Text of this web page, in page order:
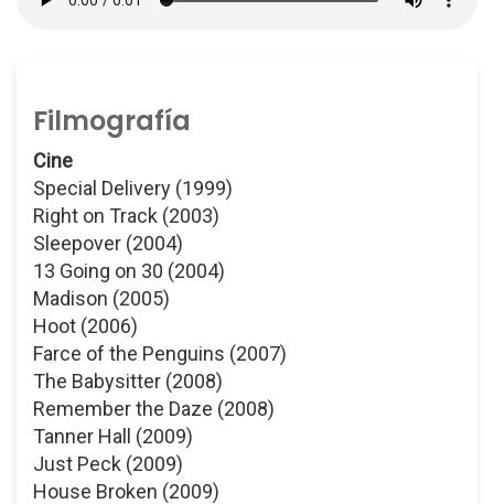
Filmografía
Cine
Special Delivery (1999)
Right on Track (2003)
Sleepover (2004)
13 Going on 30 (2004)
Madison (2005)
Hoot (2006)
Farce of the Penguins (2007)
The Babysitter (2008)
Remember the Daze (2008)
Tanner Hall (2009)
Just Peck (2009)
House Broken (2009)